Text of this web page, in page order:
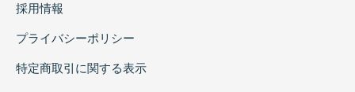
採用情報
プライバシーポリシー
特定商取引に関する表示